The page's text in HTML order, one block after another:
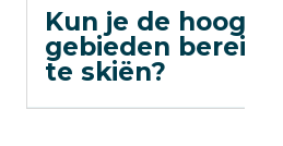
Kun je de
gebieden
te skiën?